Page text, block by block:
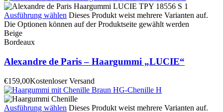
Ausführung wählen Dieses Produkt weist mehrere Varianten auf.
Die Optionen können auf der Produktseite gewählt werden
Beige
Bordeaux
Alexandre de Paris – Haargummi „LUCIE“
€159,00Kostenloser Versand
Ausführung wählen Dieses Produkt weist mehrere Varianten auf.